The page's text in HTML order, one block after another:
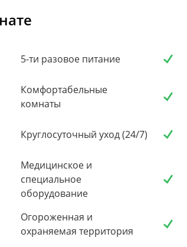
5-ти разовое питание
Комфортабельные
комнаты
Круглосуточный уход (24/7)
Медицинское и
специальное
оборудование
Огороженная и
охраняемая территория